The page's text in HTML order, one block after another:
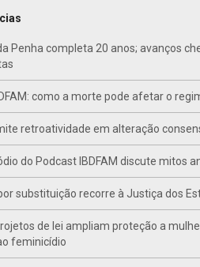
Penha completa 20 anos; avanços
como a morte pode afetar o
retroatividade em alteração
do Podcast IBDFAM discute mitos
substituição recorre à Justiça dos
de lei ampliam proteção a
feminicídio